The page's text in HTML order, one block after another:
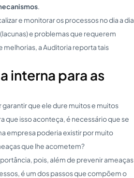
.
e monitorar os processos no dia a dia
e problemas que requerem
melhorias, a Auditoria reporta tais
interna para as
que ele dure muitos e muitos
que isso aconteça, é necessário que se
empresa poderia existir por muito
que lhe acometem?
pois, além de prevenir ameaças
é um dos passos que compõem o